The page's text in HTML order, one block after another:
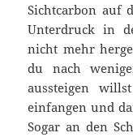
Sichtcarbon auf
Unterdruck in
nicht mehr
du nach
aussteigen
einfangen und
Sogar an den